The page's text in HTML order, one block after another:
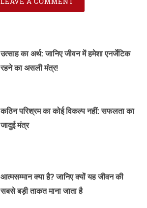
उत्साह का अर्थ: जानिए जीवन में हमेशा एनर्जेटिक
रहने का असली मंत्र!
कठिन परिश्रम का कोई विकल्प नहीं: सफलता का
जादुई मंत्र
आत्मसम्मान क्या है? जानिए क्यों यह जीवन की
सबसे बड़ी ताकत माना जाता है